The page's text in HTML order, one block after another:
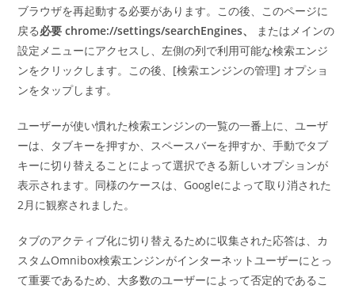
ブラウザを再起動する必要があります。この後、このページに
戻る必要 chrome://settings/searchEngines、
またはメインの
設定メニューにアクセスし、左側の列で利用可能な検索エンジ
ンをクリックします。この後、[検索エンジンの管理] オプショ
ンをタップします。
ユーザーが使い慣れた検索エンジンの一覧の一番上に、ユーザ
ーは、タブキーを押すか、スペースバーを押すか、手動でタブ
キーに切り替えることによって選択できる新しいオプションが
表示されます。同様のケースは、Googleによって取り消された
2月に観察されました。
タブのアクティブ化に切り替えるために収集された応答は、カ
スタムOmnibox検索エンジンがインターネットユーザーにとっ
て重要であるため、大多数のユーザーによって否定的であるこ